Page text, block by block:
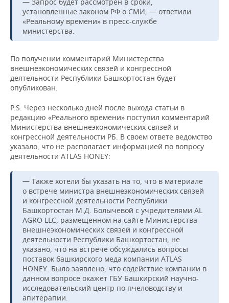
установленные законом РФ о СМИ, — ответили
«Реальному времени» в пресс-службе
министерства.
По получении комментарий Министерства
внешнеэкономических связей и конгрессной
деятельности Республики Башкортостан будет
опубликован.
P.S. Через несколько дней после выхода статьи в
редакцию «Реального времени» поступил комментарий
Министерства внешнеэкономических связей и
конгрессной деятельности РБ. В своем ответе ведомство
указало, что не располагает информацией по вопросу
деятельности ATLAS HONEY:
— Также хотели бы указать на то, что в материале
о встрече министра внешнеэкономических связей
и конгрессной деятельности Республики
Башкортостан М.Д. Болычевой с учредителями AL
AGRO LLC, размещенном на сайте Министерства
внешнеэкономических связей и конгрессной
деятельности Республики Башкортостан, не
указано, что на встрече обсуждались вопросы
поставок башкирского меда компании ATLAS
HONEY. Было заявлено, что содействие компании в
данном вопросе окажет ГБУ Башкирский научно-
исследовательский центр по пчеловодству и
апитерапии.